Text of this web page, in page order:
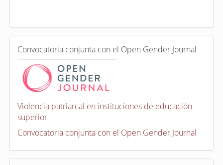
a
e
n
C
o
o
a
t
o
r
a
s
Convocatoria conjunta con el Open Gender Journal
Violencia patriarcal en instituciones de educación
superior
Convocatoria conjunta con el Open Gender Journal